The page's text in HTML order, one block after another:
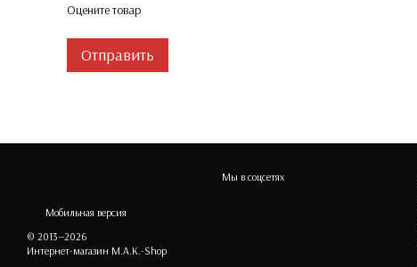
Оцените товар
Отправить
Мобильная версия
© 2013—2026
Интернет-магазин M.A.K.-Shop
Мы в соцсетях